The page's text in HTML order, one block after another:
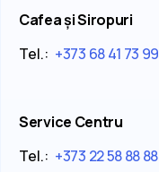
Cafea și Siropuri
Tel.: +373 68 41 73 99
Service Centru
Tel.: +373 22 58 88 88